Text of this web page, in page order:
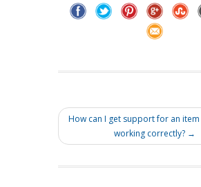
How can I get support for an item
working correctly? →